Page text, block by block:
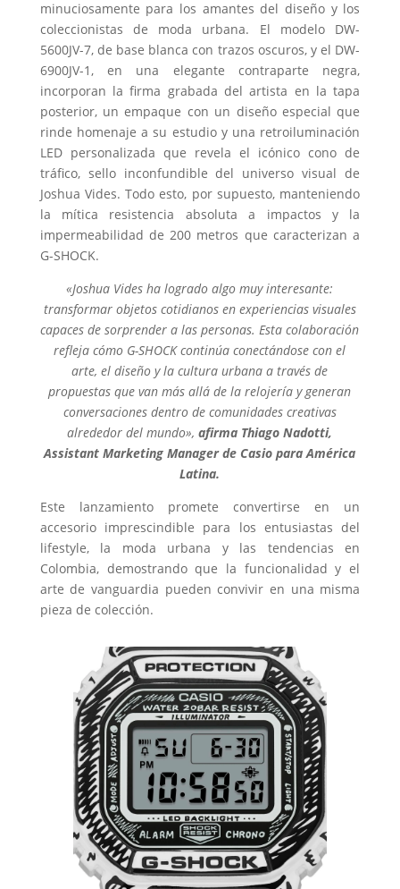
minuciosamente para los amantes del diseño y los
coleccionistas de moda urbana. El modelo DW-
5600JV-7, de base blanca con trazos oscuros, y el DW-
6900JV-1, en una elegante contraparte negra,
incorporan la firma grabada del artista en la tapa
posterior, un empaque con un diseño especial que
rinde homenaje a su estudio y una retroiluminación
LED personalizada que revela el icónico cono de
tráfico, sello inconfundible del universo visual de
Joshua Vides. Todo esto, por supuesto, manteniendo
la mítica resistencia absoluta a impactos y la
impermeabilidad de 200 metros que caracterizan a
G-SHOCK.
«Joshua Vides ha logrado algo muy interesante:
transformar objetos cotidianos en experiencias visuales
capaces de sorprender a las personas. Esta colaboración
refleja cómo G-SHOCK continúa conectándose con el
arte, el diseño y la cultura urbana a través de
propuestas que van más allá de la relojería y generan
conversaciones dentro de comunidades creativas
alrededor del mundo»,afirma Thiago Nadotti,
Assistant Marketing Manager de Casio para América
Latina.
Este lanzamiento promete convertirse en un
accesorio imprescindible para los entusiastas del
lifestyle, la moda urbana y las tendencias en
Colombia, demostrando que la funcionalidad y el
arte de vanguardia pueden convivir en una misma
pieza de colección.